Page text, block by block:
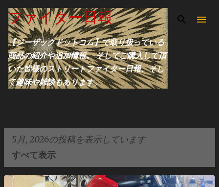
スキップしてメイン コンテンツに移動
ファイター日報
【ジーザックドットコム】で取り扱っている
商品の紹介や追加情報。 そしてご購入して頂
いた皆様のストリートファイター日報、そし
て趣味や雑談もあります。
5月, 2026の投稿を表示しています
すべて表示